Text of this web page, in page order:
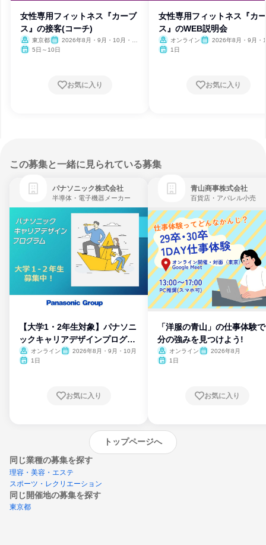
女性専用フィットネス『カーブ
ス』の接客(コーチ)
東京都
2026年8月・9月・10月・11
月・12月
5日～10日
お気に入り
女性専用フィットネス『カ
ス』のWEB説明会
オンライン
2026年8月・9月・
1日
お気に入り
この募集と一緒に見られている募集
パナソニック株式会社
半導体・電子機器メーカー
【大学1・2年生対象】パナソニ
ックキャリアデザインプログラ
ム
オンライン
2026年8月・9月・10月
1日
お気に入り
青山商事株式会社
百貨店・アパレル小売
「洋服の青山」の仕事体験
分の強みを見つけよう!
オンライン
2026年8月
1日
お気に入り
トップページへ
同じ業種の募集を探す
理容・美容・エステ
スポーツ・レクリエーション
同じ開催地の募集を探す
東京都